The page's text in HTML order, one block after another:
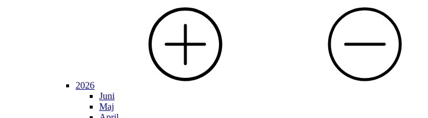
2026
Juni
Maj